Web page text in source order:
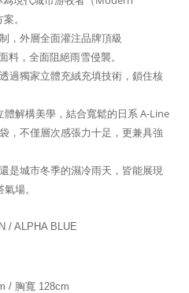
。
，外層全面灌注品牌頂級
料，全面阻絕雨雪侵襲。
過獨家立體充絨充填技術，鎖住核
解構美學，結合寬鬆的日系 A-Line
，不僅層次感張力十足，更兼具強
是城市冬季的濕冷雨天，皆能展現
場。
/ ALPHA BLUE
/ 胸寬 128cm